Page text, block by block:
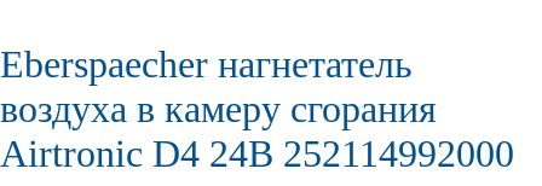
Eberspaecher нагнетатель
воздуха в камеру сгорания
Airtronic D4 24B 252114992000